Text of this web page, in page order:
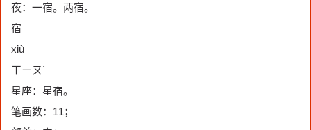
夜：一宿。两宿。
宿
xiù
ㄒㄧㄡˋ
星座：星宿。
笔画数：11；